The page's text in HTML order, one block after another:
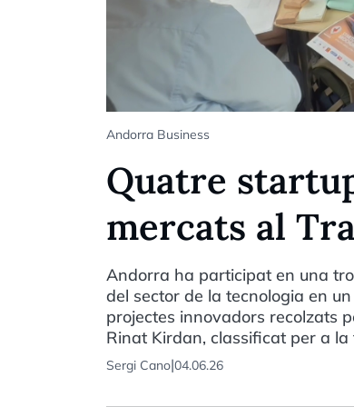
Andorra Business
Quatre
mercats al
Andorra ha participat en una
del sector de la tecnologia en
projectes innovadors recolzats
Rinat Kirdan, classificat per a
Sergi Cano|04.06.26